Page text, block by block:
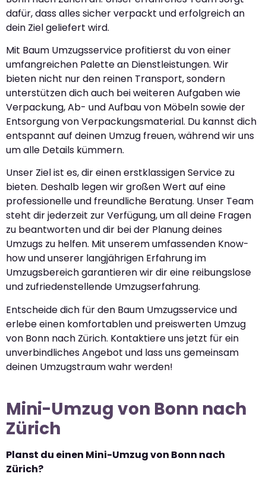
dafür, dass alles sicher verpackt und erfolgreich an
dein Ziel geliefert wird.
Mit Baum Umzugsservice profitierst du von einer
umfangreichen Palette an Dienstleistungen. Wir
bieten nicht nur den reinen Transport, sondern
unterstützen dich auch bei weiteren Aufgaben wie
Verpackung, Ab- und Aufbau von Möbeln sowie der
Entsorgung von Verpackungsmaterial. Du kannst dich
entspannt auf deinen Umzug freuen, während wir uns
um alle Details kümmern.
Unser Ziel ist es, dir einen erstklassigen Service zu
bieten. Deshalb legen wir großen Wert auf eine
professionelle und freundliche Beratung. Unser Team
steht dir jederzeit zur Verfügung, um all deine Fragen
zu beantworten und dir bei der Planung deines
Umzugs zu helfen. Mit unserem umfassenden Know-
how und unserer langjährigen Erfahrung im
Umzugsbereich garantieren wir dir eine reibungslose
und zufriedenstellende Umzugserfahrung.
Entscheide dich für den Baum Umzugsservice und
erlebe einen komfortablen und preiswerten Umzug
von Bonn nach Zürich. Kontaktiere uns jetzt für ein
unverbindliches Angebot und lass uns gemeinsam
deinen Umzugstraum wahr werden!
Mini-Umzug von Bonn nach
Zürich
Planst du einen Mini-Umzug von Bonn nach
Zürich?